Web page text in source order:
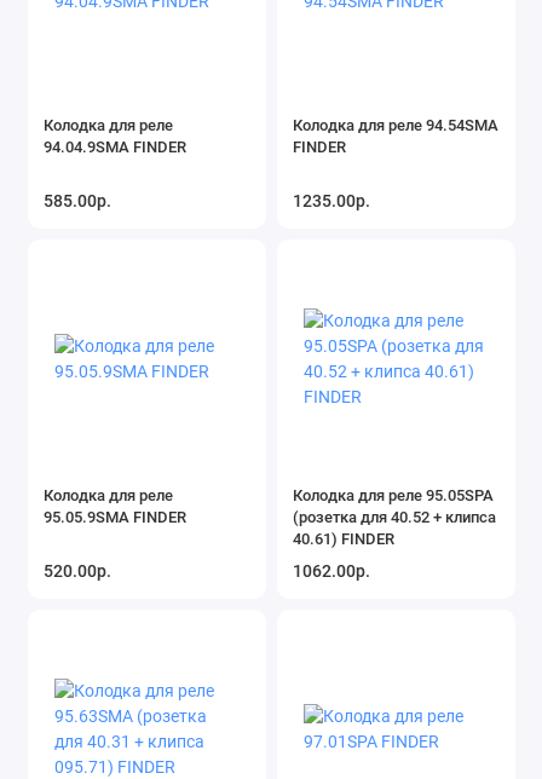
Колодка для реле
94.04.9SMA FINDER
585.00р.
Колодка для реле 94.54SMA
FINDER
1235.00р.
Колодка для реле
95.05.9SMA FINDER
520.00р.
Колодка для реле 95.05SPA
(розетка для 40.52 + клипса
40.61) FINDER
1062.00р.